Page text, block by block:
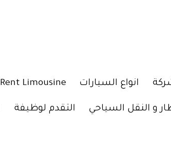
انواع السيارات Rent Limousine
و النقل السياحي التقدم لوظيفة